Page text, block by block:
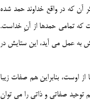
آن كه در واقع خداوند حمد شده
كه تمامي حمدها از آنِ خداست.
به عمل مي آيد، اين ستايش در
اوست، بنابراين هم صفات زيبا
توحيد صفاتي و ذاتي را مي توان